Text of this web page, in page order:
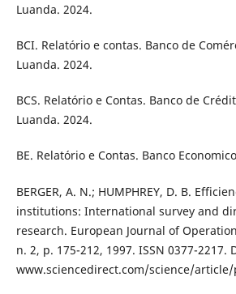
Luanda. 2024.
BCI. Relatório e contas. Banco de
Luanda. 2024.
BCS. Relatório e Contas. Banco de
Luanda. 2024.
BE. Relatório e Contas. Banco
BERGER, A. N.; HUMPHREY, D. B.
institutions: International survey and
research. European Journal of
n. 2, p. 175-212, 1997. ISSN 0377-2217.
www.sciencedirect.com/science/article/